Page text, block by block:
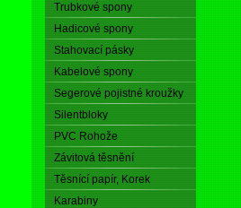
Trubkové spony
Hadicové spony
Stahovací pásky
Kabelové spony
Segerové pojistné kroužky
Silentbloky
PVC Rohože
Závitová těsnění
Těsnící papír, Korek
Karabiny